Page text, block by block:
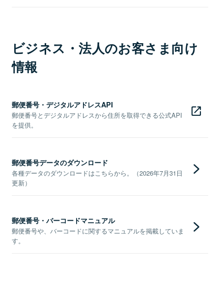
ビジネス・法人のお客さま向け
情報
郵便番号・デジタルアドレスAPI
郵便番号とデジタルアドレスから住所を取得できる公式API
を提供。
郵便番号データのダウンロード
各種データのダウンロードはこちらから。（2026年7月31日
更新）
郵便番号・バーコードマニュアル
郵便番号や、バーコードに関するマニュアルを掲載していま
す。